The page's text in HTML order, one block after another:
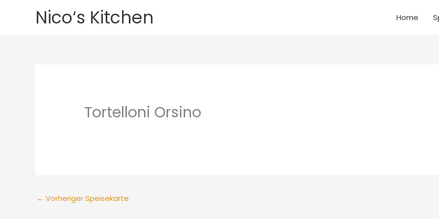
Nico‘s Kitchen Home
Tortelloni Orsino
← Vorheriger Speisekarte